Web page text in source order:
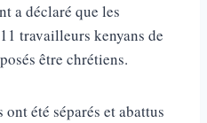
a déclaré que les
travailleurs kenyans de
être chrétiens.
été séparés et abattus